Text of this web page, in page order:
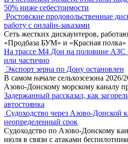
50% ниже себестоимости
Ростовские продовольственные
работу с онлайн-заказами
Сеть жестких дискаунтеров,
«Продбаза БУМ» и «Красная полка»
На трассе М4 Дон на половине АЗС
или частично
Экспорт зерна по Дону остановлен
В самом начале сельхозсезона 2026/
Азово-Донскому морскому каналу
Задержанный рассказал, как
автостоянка
Судоходство через Азово-Донской
неопределенный срок
Судоходство по Азово-Донскому
июля в связи с атаками